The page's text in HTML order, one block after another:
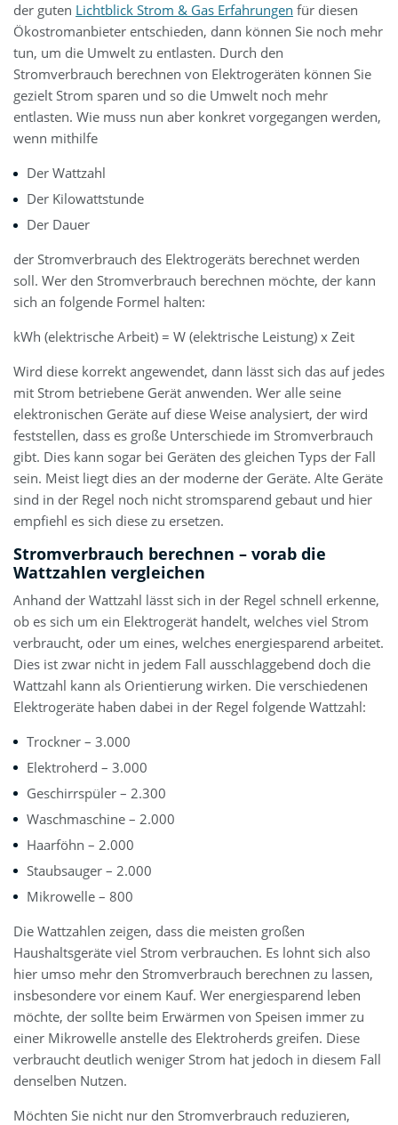
der guten Lichtblick Strom & Gas Erfahrungen für diesen
Ökostromanbieter entschieden, dann können Sie noch mehr
tun, um die Umwelt zu entlasten. Durch den
Stromverbrauch berechnen von Elektrogeräten können Sie
gezielt Strom sparen und so die Umwelt noch mehr
entlasten. Wie muss nun aber konkret vorgegangen werden,
wenn mithilfe
Der Wattzahl
Der Kilowattstunde
Der Dauer
der Stromverbrauch des Elektrogeräts berechnet werden
soll. Wer den Stromverbrauch berechnen möchte, der kann
sich an folgende Formel halten:
kWh (elektrische Arbeit) = W (elektrische Leistung) x Zeit
Wird diese korrekt angewendet, dann lässt sich das auf jedes
mit Strom betriebene Gerät anwenden. Wer alle seine
elektronischen Geräte auf diese Weise analysiert, der wird
feststellen, dass es große Unterschiede im Stromverbrauch
gibt. Dies kann sogar bei Geräten des gleichen Typs der Fall
sein. Meist liegt dies an der moderne der Geräte. Alte Geräte
sind in der Regel noch nicht stromsparend gebaut und hier
empfiehl es sich diese zu ersetzen.
Stromverbrauch berechnen – vorab die
Wattzahlen vergleichen
Anhand der Wattzahl lässt sich in der Regel schnell erkenne,
ob es sich um ein Elektrogerät handelt, welches viel Strom
verbraucht, oder um eines, welches energiesparend arbeitet.
Dies ist zwar nicht in jedem Fall ausschlaggebend doch die
Wattzahl kann als Orientierung wirken. Die verschiedenen
Elektrogeräte haben dabei in der Regel folgende Wattzahl:
Trockner – 3.000
Elektroherd – 3.000
Geschirrspüler – 2.300
Waschmaschine – 2.000
Haarföhn – 2.000
Staubsauger – 2.000
Mikrowelle – 800
Die Wattzahlen zeigen, dass die meisten großen
Haushaltsgeräte viel Strom verbrauchen. Es lohnt sich also
hier umso mehr den Stromverbrauch berechnen zu lassen,
insbesondere vor einem Kauf. Wer energiesparend leben
möchte, der sollte beim Erwärmen von Speisen immer zu
einer Mikrowelle anstelle des Elektroherds greifen. Diese
verbraucht deutlich weniger Strom hat jedoch in diesem Fall
denselben Nutzen.
Möchten Sie nicht nur den Stromverbrauch reduzieren,